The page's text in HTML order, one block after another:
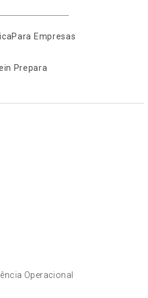
Para Empresas
Prepara
Operacional